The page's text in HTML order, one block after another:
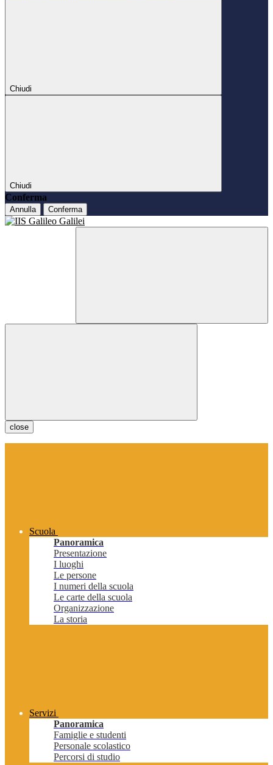
Chiudi
Chiudi
Conferma
Annulla Conferma
close
Scuola
Panoramica
Presentazione
I luoghi
Le persone
I numeri della scuola
Le carte della scuola
Organizzazione
La storia
Servizi
Panoramica
Famiglie e studenti
Personale scolastico
Percorsi di studio